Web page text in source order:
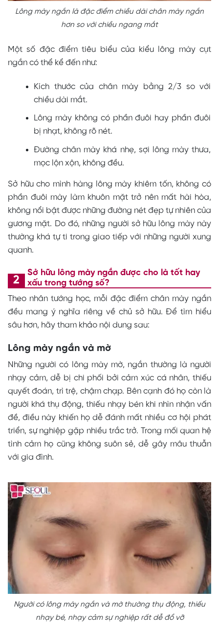
Lông mày ngắn là đặc điểm chiều dài chân mày ngắn
hơn so với chiều ngang mắt
Một số đặc điểm tiêu biểu của kiểu lông mày cụt
ngắn có thể kể đến như:
Kích thước của chân mày bằng 2/3 so với
chiều dài mắt.
Lông mày không có phần đuôi hay phần đuôi
bị nhạt, không rõ nét.
Đường chân mày khá nhẹ, sợi lông mày thưa,
mọc lộn xộn, không đều.
Sở hữu cho mình hàng lông mày khiêm tốn, không có
phần đuôi mày làm khuôn mặt trở nên mất hài hòa,
không nổi bật được những đường nét đẹp tự nhiên của
gương mặt. Do đó, những người sở hữu lông mày này
thường khá tự ti trong giao tiếp với những người xung
quanh.
Sở hữu lông mày ngắn được cho là tốt hay
xấu trong tướng số?
Theo nhân tướng học, mỗi đặc điểm chân mày ngắn
đều mang ý nghĩa riêng về chủ sở hữu. Để tìm hiểu
sâu hơn, hãy tham khảo nội dung sau:
Lông mày ngắn và mờ
Những người có lông mày mờ, ngắn thường là người
nhạy cảm, dễ bị chi phối bởi cảm xúc cá nhân, thiếu
quyết đoán, trì trệ, chậm chạp. Bên cạnh đó họ còn là
người khá thụ động, thiếu nhạy bén khi nhìn nhận vấn
đề, điều này khiến họ dễ đánh mất nhiều cơ hội phát
triển, sự nghiệp gặp nhiều trắc trở. Trong mối quan hệ
tình cảm họ cũng không suôn sẻ, dễ gây mâu thuẫn
với gia đình.
Người có lông mày ngắn và mờ thường thụ động, thiếu
nhạy bé, nhạy cảm sự nghiệp rất dễ đổ vỡ